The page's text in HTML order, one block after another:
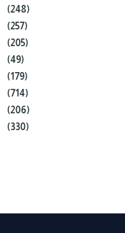
(248)
(257)
(205)
(49)
(179)
(714)
(206)
(330)